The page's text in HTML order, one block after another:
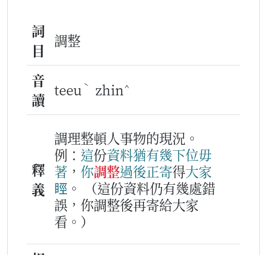
詞
目
調整
音
讀
teeu ˋ zhin^
釋
義
調理整頓人事物的現況。
例： 這份資料猶有幾下位毋
著 ， 你調整過後正寄得大家
䀴 。
（這份資料仍有幾處錯
誤，你調整後再寄給大家
看。）